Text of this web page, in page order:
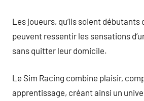
Les joueurs, qu’ils soient débutants
peuvent ressentir les sensations
sans quitter leur domicile.
Le Sim Racing combine plaisir,
apprentissage, créant ainsi un